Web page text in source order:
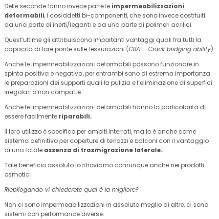
Delle seconde fanno invece parte le impermeabilizzazioni
deformabili, i cosiddetti bi-componenti, che sono invece costituiti
da una parte di inerti/leganti e da una parte di polimeri acrilici.
Quest’ultime gli attribuiscono importanti vantaggi quali fra tutti la
capacità di fare ponte sulle fessurazioni (CBA – Crack bridging ability).
Anche le impermeabilizzazioni deformabili possono funzionare in
spinta positiva e negativa, per entrambi sono di estrema importanza
le preparazioni dei supporti quali la pulizia e l’eliminazione di superfici
irregolari o non compatte.
Anche le impermeabilizzazioni deformabili hanno la particolarità di
essere facilmente riparabili.
Il loro utilizzo è specifico per ambiti interrati, ma lo è anche come
sistema definitivo per coperture di terrazzi e balconi con il vantaggio
di una totale assenza di trasmigrazione laterale.
Tale beneficio assoluto lo ritroviamo comunque anche nei prodotti
osmotici .
Riepilogando vi chiederete qual è la migliore?
Non ci sono impermeabilizzazioni in assoluto meglio di altre, ci sono
sistemi con performance diverse.